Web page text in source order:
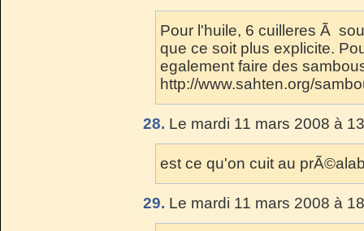
Pour l'huile, 6 cuilleres Ã
que ce soit plus explicite.
egalement faire des
http://www.sahten.org/
28. Le mardi 11 mars 2008 à
est ce qu'on cuit au
29. Le mardi 11 mars 2008 à